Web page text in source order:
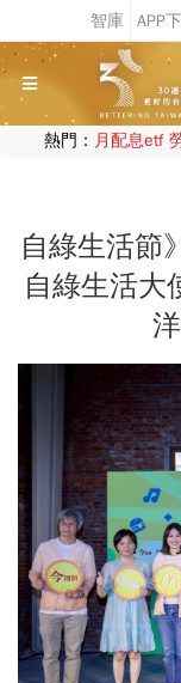
熱門： 月配息etf
自綠生活節
自綠生活大